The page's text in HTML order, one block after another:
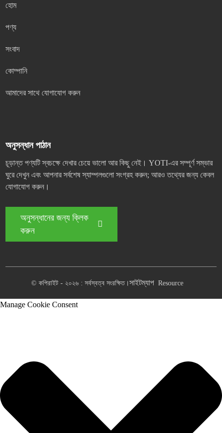
হোম
পণ্য
সংবাদ
কোম্পানি
আমাদের সাথে যোগাযোগ করুন
অনুসন্ধান পাঠান
চূড়ান্ত পণ্যটি স্বচক্ষে দেখার চেয়ে ভালো আর কিছু নেই। YOTI-এর সম্পূর্ণ সম্ভার
ঘুরে দেখুন এবং আপনার সর্বশেষ স্যাম্পলগুলো সংগ্রহ করুন; আরও তথ্যের জন্য কেবল
যোগাযোগ করুন।
অনুসন্ধানের জন্য ক্লিক
করুন
© কপিরাইট - ২০২৬ : সর্বস্বত্ব সংরক্ষিত। সাইটম্যাপ Resource
Manage Cookie Consent